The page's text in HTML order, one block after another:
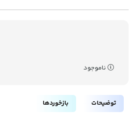
ناموجود
توضیحات بازخوردها